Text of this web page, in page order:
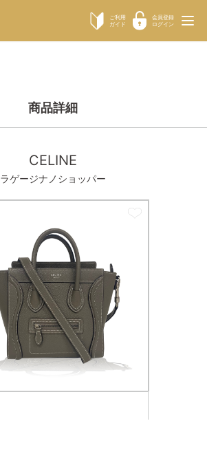
ご利用
ガイド
会員登録
ログイン
商品詳細
CELINE
ラゲージナノショッパー